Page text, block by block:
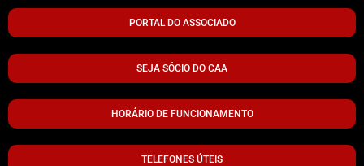
PORTAL DO ASSOCIADO
SEJA SÓCIO DO CAA
HORÁRIO DE FUNCIONAMENTO
TELEFONES ÚTEIS